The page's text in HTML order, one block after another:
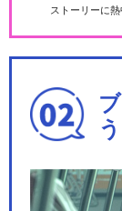
ストーリーに